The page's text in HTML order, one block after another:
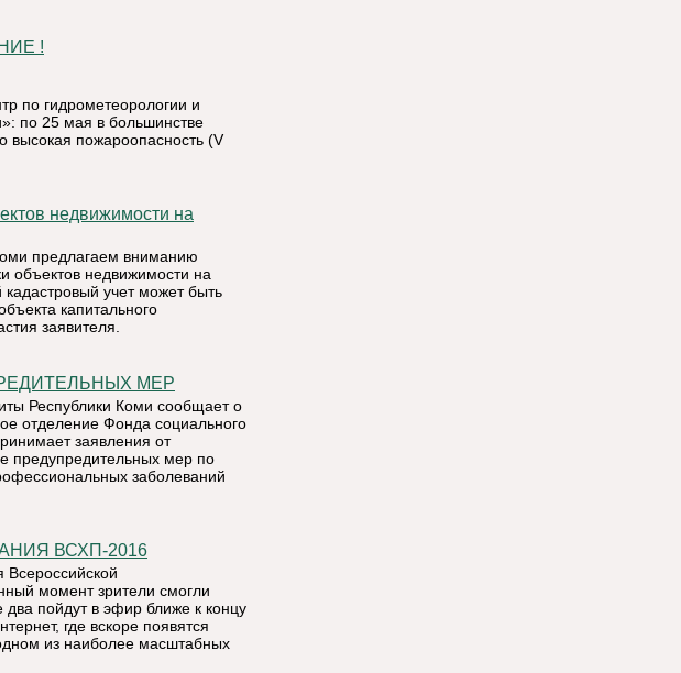
!
по гидрометеорологии и
по 25 мая в большинстве
высокая пожароопасность (V
предлагаем вниманию
объектов недвижимости на
кадастровый учет может быть
капитального
заявителя.
МЕР
Республики Коми сообщает о
отделение Фонда социального
заявления от
предупредительных мер по
заболеваний
ВСХП-2016
Всероссийской
момент зрители смогли
пойдут в эфир ближе к концу
где вскоре появятся
из наиболее масштабных